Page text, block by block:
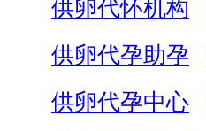
供卵代怀机构
供卵代孕助孕
供卵代孕中心